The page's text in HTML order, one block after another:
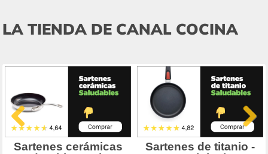
LA TIENDA DE CANAL COCINA